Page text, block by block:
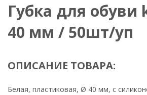
Губка для обуви
40 мм / 50шт/уп
ОПИСАНИЕ ТОВАРА:
Белая, пластиковая, Ø 40 мм, с